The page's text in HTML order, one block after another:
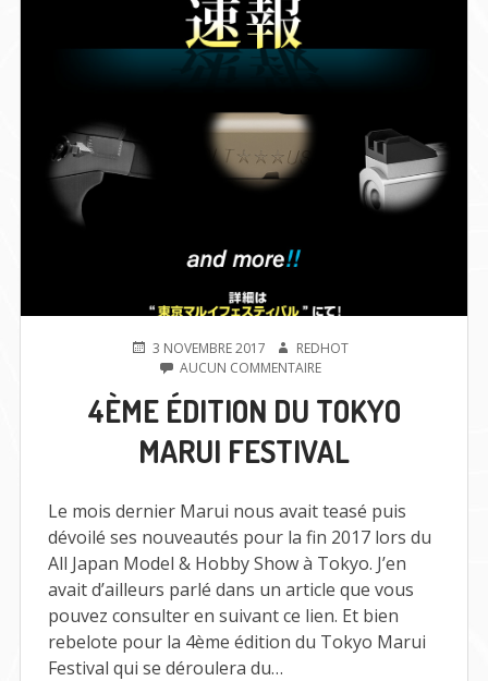
NOUVEAUTÉS
PUBLIÉ3 NOVEMBRE 2017 AUTEUR
REDHOT
AUCUN COMMENTAIRESUR
ÉDITION
DU
TOKYO
MARUI
4ÈME ÉDITION DU TOKYO
MARUI FESTIVAL
Le mois dernier Marui nous avait teasé puis
dévoilé ses nouveautés pour la fin 2017 lors du
All Japan Model & Hobby Show à Tokyo. J’en
avait d’ailleurs parlé dans un article que vous
pouvez consulter en suivant ce lien. Et bien
rebelote pour la 4ème édition du Tokyo Marui
Festival qui se déroulera du…